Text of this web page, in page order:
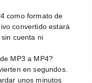
como formato de
convertido estará
cuenta ni
MP3 a MP4?
en segundos.
unos minutos